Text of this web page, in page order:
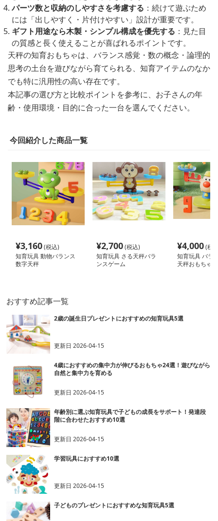
パーツ数と収納のしやすさを考慮する ：続けて遊ぶため
には「出しやすく・片付けやすい」設計が重要です。
ギフト用途なら木製・シンプル構成を優先する ：見た目
の質感と長く使えることが喜ばれるポイントです。
天秤の知育おもちゃは、バランス感覚・数の概念・論理的
思考の土台を遊びながら育てられる、知育アイテムのなか
でも特に汎用性の高い存在です。
本記事の選び方と比較ポイントを参考に、お子さんの年
齢・使用環境・目的に合った一台を選んでください。
今回紹介した商品一覧
¥3,160(税込)
知育玩具 動物バランス
数字天秤
¥2,700(税込)
知育玩具 さる天秤バラ
ンスゲーム
¥4,000(税
知育玩具 バラ
天秤おもちゃ
おすすめ記事一覧
2歳の誕生日プレゼントにおすすめの知育玩具5選
更新日2026-04-15
4歳におすすめの集中力が伸びるおもちゃ24選！遊びながら
自然と集中力を育める
更新日2026-04-15
年齢別に選ぶ知育玩具で子どもの成長をサポート！発達段
階に合わせたおすすめ10選
更新日2026-04-15
学習玩具におすすめ10選
更新日2026-04-15
子どものプレゼントにおすすめな知育玩具5選